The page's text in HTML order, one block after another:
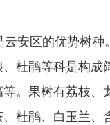
安区的优势树种
杜鹃等科是构成
。果树有荔枝、
杜鹃、白玉兰、